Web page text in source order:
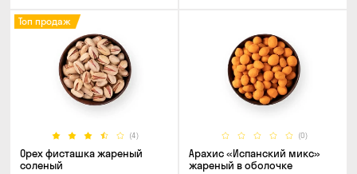
(4)
Топ продаж
Орех фисташка жареный
соленый
(0)
Арахис «Испанский микс»
жареный в оболочке